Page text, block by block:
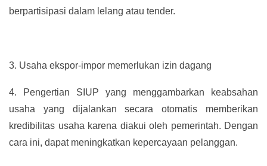
berpartisipasi dalam lelang atau tender.
3. Usaha ekspor-impor memerlukan izin dagang
4.
Pengertian SIUP yang menggambarkan keabsahan
usaha yang dijalankan secara otomatis memberikan
kredibilitas usaha karena diakui oleh pemerintah. Dengan
cara ini, dapat meningkatkan kepercayaan pelanggan.